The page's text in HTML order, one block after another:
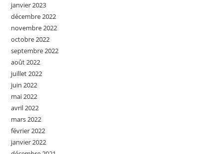
janvier 2023
décembre 2022
novembre 2022
octobre 2022
septembre 2022
août 2022
juillet 2022
juin 2022
mai 2022
avril 2022
mars 2022
février 2022
janvier 2022